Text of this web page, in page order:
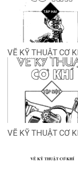
VẼ KỸ THUẬT CƠ
VẼ KỸ THUẬT CƠ